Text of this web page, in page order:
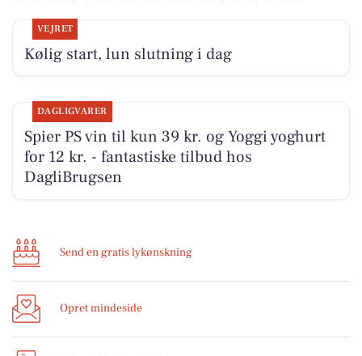
VEJRET
Kølig start, lun slutning i dag
DAGLIGVARER
Spier PS vin til kun 39 kr. og Yoggi yoghurt
for 12 kr. - fantastiske tilbud hos
DagliBrugsen
Send en gratis lykønskning
Opret mindeside